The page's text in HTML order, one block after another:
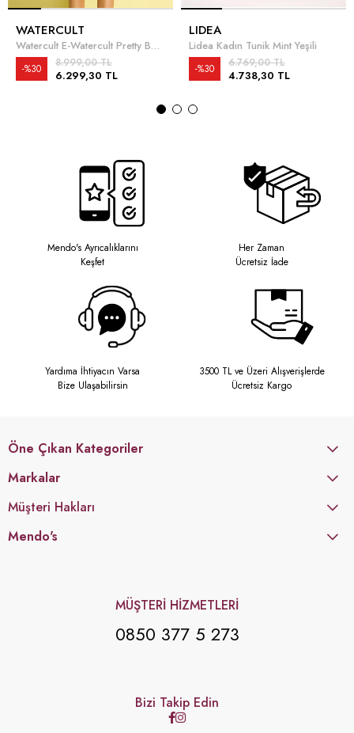
WATERCULT
Watercult E-Watercult Pretty Boho Kadın Tunik Pembe
6.299,30 TL
8.999,00 TL
%30
LIDEA
Lidea Kadın Tunik Mint Yeşili
4.738,30 TL
6.769,00 TL
%30
Mendo's Ayrıcalıklarını
Keşfet
Her Zaman
Ücretsiz İade
Yardıma İhtiyacın Varsa
Bize Ulaşabilirsin
3500 TL ve Üzeri Alışverişlerde
Ücretsiz Kargo
Öne Çıkan Kategoriler
Markalar
Müşteri Hakları
Mendo's
MÜŞTERİ HİZMETLERİ
0850 377 5 273
Bizi Takip Edin